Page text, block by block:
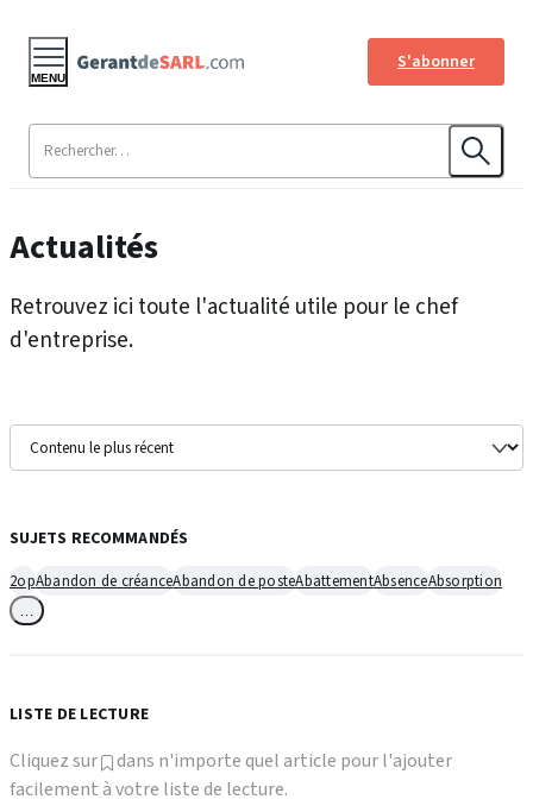
S'abonner
MENU
Actualités
Retrouvez ici toute l'actualité utile pour le chef
d'entreprise.
SUJETS RECOMMANDÉS
2opAbandon de créanceAbandon de posteAbattementAbsenceAbsorption
LISTE DE LECTURE
Cliquez sur
dans n'importe quel article pour l'ajouter
facilement à votre liste de lecture.